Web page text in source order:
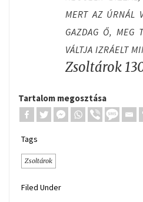
MERT AZ ÚRNÁL
GAZDAG Ő, MEG
VÁLTJA IZRÁELT
Zsoltárok
Tartalom megosztása
Tags
Zsoltárok
Filed Under